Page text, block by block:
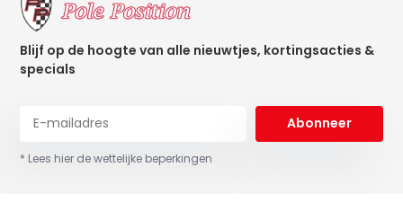
Blijf op de hoogte van alle nieuwtjes, kortingsacties &
specials
Abonneer
* Lees hier de wettelijke beperkingen